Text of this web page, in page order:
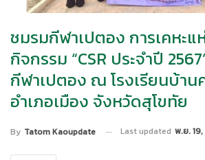
ชมรมกีฬาเปตอง การเคหะ
กิจกรรม “CSR ประจำปี
กีฬาเปตอง ณ โรงเรียนบ้า
อำเภอเมือง จังหวัดสุโขทัย
By Tatom Kaoupdate Last updated พ.ย.